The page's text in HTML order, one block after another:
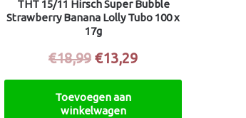
THT 15/11 Hirsch Super Bubble
Strawberry Banana Lolly Tubo 100 x
17g
€18,99 €13,29
Toevoegen aan
winkelwagen